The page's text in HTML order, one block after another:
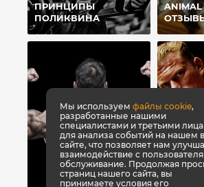
ПРИНЦИПЫ
ПОЛИКВИНА
ANIMAL
ТОП-8
Мы используемфайлы cookie,
разработанные нашими
специалистами и третьими
для анализа событий на нашем
сайте, что позволяет нам
взаимодействие с
обслуживание. Продолжая
страниц нашего сайта, вы
принимаете условия его